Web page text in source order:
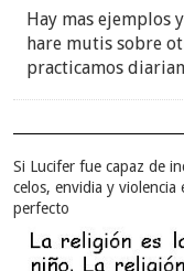
Hay mas ejemplos
hare mutis sobre
practicamos
Si Lucifer fue capaz de
celos, envidia y violencia
perfecto